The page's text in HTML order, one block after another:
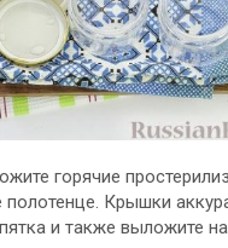
горячие
полотенце. Крышки
и также выложите